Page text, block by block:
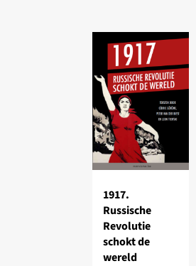
1917.
Russische
Revolutie
schokt de
wereld